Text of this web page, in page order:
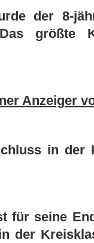
der 8-
größte
Anzeiger
in der
für seine
der